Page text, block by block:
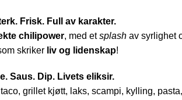
Frisk. Full av karakter.
chilipower, med etsplash av syrlighet
skriker liv og lidenskap!
Saus. Dip. Livets eliksir.
grillet kjøtt, laks, scampi, kylling,